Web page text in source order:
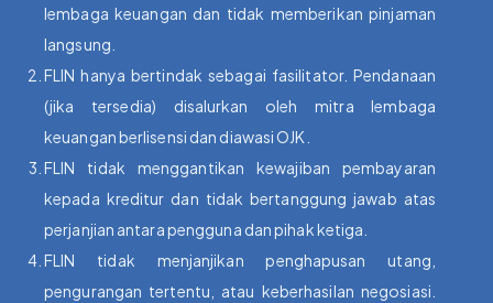
lembaga keuangan dan tidak memberikan pinjaman
langsung.
FLIN hanya bertindak sebagai fasilitator. Pendanaan
(jika tersedia) disalurkan oleh mitra lembaga
keuangan berlisensi dan diawasi OJK.
FLIN tidak menggantikan kewajiban pembayaran
kepada kreditur dan tidak bertanggung jawab atas
perjanjian antara pengguna dan pihak ketiga.
FLIN tidak menjanjikan penghapusan utang,
pengurangan tertentu, atau keberhasilan negosiasi.